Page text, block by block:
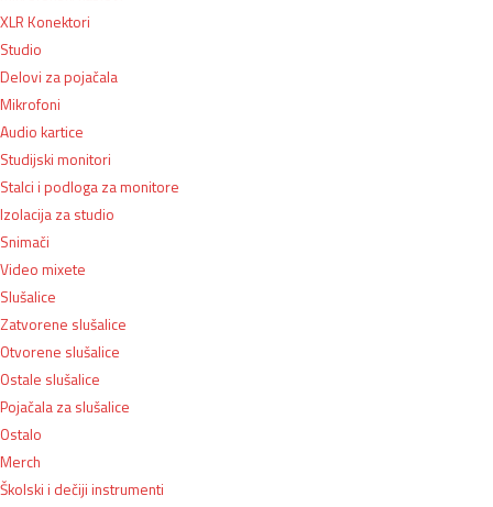
XLR Konektori
Studio
Delovi za pojačala
Mikrofoni
Audio kartice
Studijski monitori
Stalci i podloga za monitore
Izolacija za studio
Snimači
Video mixete
Slušalice
Zatvorene slušalice
Otvorene slušalice
Ostale slušalice
Pojačala za slušalice
Ostalo
Merch
Školski i dečiji instrumenti